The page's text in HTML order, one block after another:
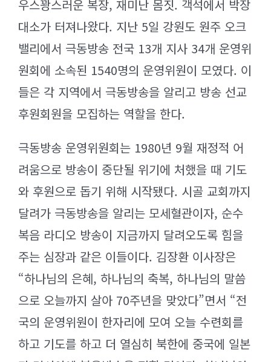
우스꽝스러운 복장, 재미난 몸짓. 객석에서 박장
대소가 터져나왔다. 지난 5일 강원도 원주 오크
밸리에서 극동방송 전국 13개 지사 34개 운영위
원회에 소속된 1540명의 운영위원이 모였다. 이
들은 각 지역에서 극동방송을 알리고 방송 선교
후원회원을 모집하는 역할을 한다.
극동방송 운영위원회는 1980년 9월 재정적 어
려움으로 방송이 중단될 위기에 처했을 때 기도
와 후원으로 돕기 위해 시작됐다. 시골 교회까지
달려가 극동방송을 알리는 모세혈관이자, 순수
복음 라디오 방송이 지금까지 달려오도록 힘을
주는 심장과 같은 이들이다. 김장환 이사장은
“하나님의 은혜, 하나님의 축복, 하나님의 말씀
으로 오늘까지 살아 70주년을 맞았다”면서 “전
국의 운영위원이 한자리에 모여 오늘 수련회를
하고 기도를 하고 더 열심히 북한에 중국에 일본